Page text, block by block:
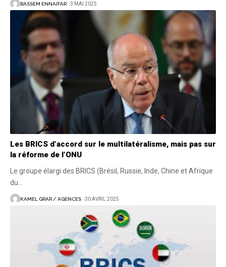
BASSEM ENNAIFAR 3 MAI 2025
Les BRICS d’accord sur le multilatéralisme, mais pas sur
la réforme de l’ONU
Le groupe élargi des BRICS (Brésil, Russie, Inde, Chine et Afrique
du
KAMEL GRAR / AGENCES 30 AVRIL 2025